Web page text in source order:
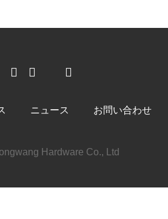
ニュース お問い合わせ
Hardware Co., Ltd